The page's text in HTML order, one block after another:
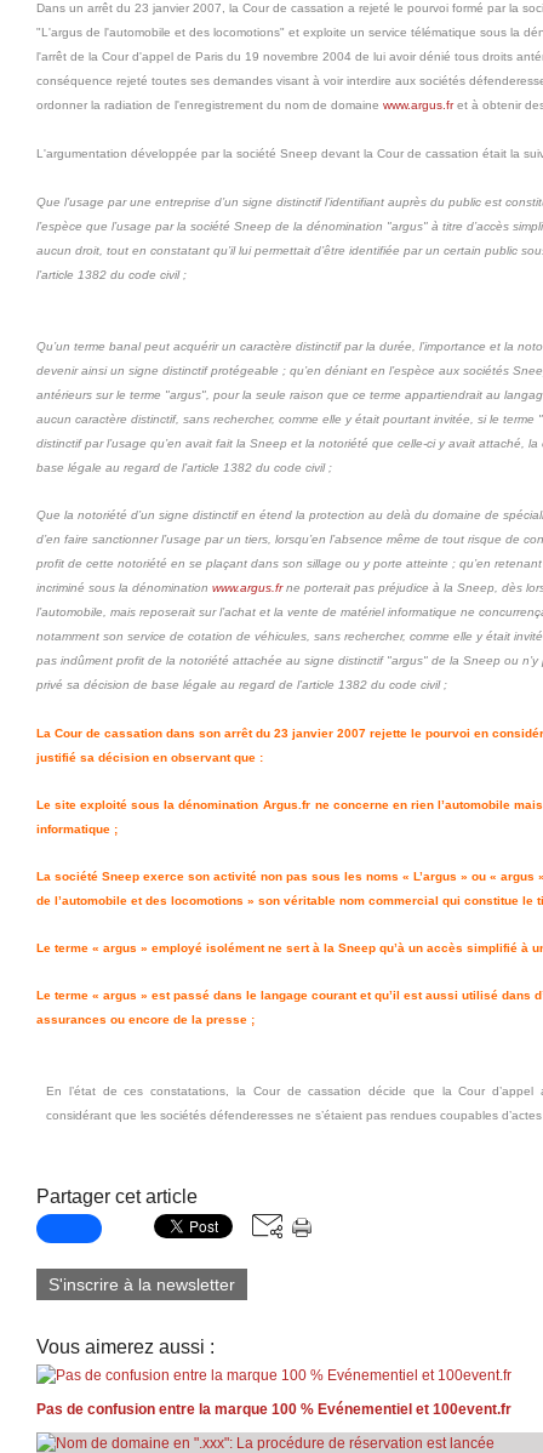
Dans un arrêt du 23 janvier 2007, la Cour de cassation a rejeté le pourvoi formé par la
"L'argus de l'automobile et des locomotions" et exploite un service télématique sous la
l'arrêt de la Cour d'appel de Paris du 19 novembre 2004 de lui avoir dénié tous droits
conséquence rejeté toutes ses demandes visant à voir interdire aux sociétés
ordonner la radiation de l'enregistrement du nom de domaine www.argus.fr et à obtenir
L'argumentation développée par la société Sneep devant la Cour de cassation était la
Que l’usage par une entreprise d’un signe distinctif l’identifiant auprès du public est
l’espèce que l’usage par la société Sneep de la dénomination "argus" à titre d’accès
aucun droit, tout en constatant qu’il lui permettait d’être identifiée par un certain public
l’article 1382 du code civil ;
Qu’un terme banal peut acquérir un caractère distinctif par la durée, l’importance et la
devenir ainsi un signe distinctif protégeable ; qu’en déniant en l’espèce aux sociétés
antérieurs sur le terme "argus", pour la seule raison que ce terme appartiendrait au
aucun caractère distinctif, sans rechercher, comme elle y était pourtant invitée, si le terme
distinctif par l’usage qu’en avait fait la Sneep et la notoriété que celle-ci y avait attaché,
base légale au regard de l’article 1382 du code civil ;
Que la notoriété d’un signe distinctif en étend la protection au delà du domaine de
d’en faire sanctionner l’usage par un tiers, lorsqu’en l’absence même de tout risque de
profit de cette notoriété en se plaçant dans son sillage ou y porte atteinte ; qu’en retenant
incriminé sous la dénomination www.argus.fr ne porterait pas préjudice à la Sneep, dès
l’automobile, mais reposerait sur l’achat et la vente de matériel informatique ne
notamment son service de cotation de véhicules, sans rechercher, comme elle y était
pas indûment profit de la notoriété attachée au signe distinctif "argus" de la Sneep ou
privé sa décision de base légale au regard de l’article 1382 du code civil ;
La Cour de cassation dans son arrêt du 23 janvier 2007 rejette le pourvoi en
justifié sa décision en observant que :
Le site exploité sous la dénomination Argus.fr ne concerne en rien l’automobile
informatique ;
La société Sneep exerce son activité non pas sous les noms « L’argus » ou « argus
de l’automobile et des locomotions » son véritable nom commercial qui constitue
Le terme « argus » employé isolément ne sert à la Sneep qu’à un accès simplifié à
Le terme « argus » est passé dans le langage courant et qu’il est aussi utilisé dans
assurances ou encore de la presse ;
En l’état de ces constatations, la Cour de cassation décide que la Cour
considérant que les sociétés défenderesses ne s’étaient pas rendues coupables
Partager cet article
S'inscrire à la newsletter
Vous aimerez aussi :
Pas de confusion entre la marque 100 % Evénementiel et 100event.fr